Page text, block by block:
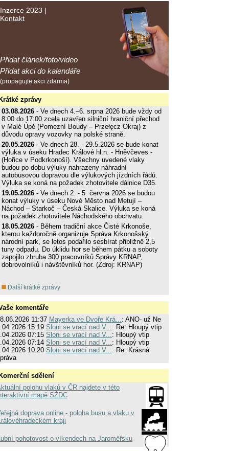
Inzerce 2023 |
Kontakt
Přidat článek/foto/video
Přidat akci do kalendáře
(propagujte akci zdarma)
Krátké zprávy
03.08.2026 - Ve dnech 4.–6. srpna 2026 bude vždy od
8:00 do 17:00 zcela uzavřen silniční hraniční přechod
v Malé Úpě (Pomezní Boudy – Przełęcz Okraj) z
důvodu opravy vozovky na polské straně.
20.05.2026 - Ve dnech 28. - 29.5.2026 se bude konat
výluka v úseku Hradec Králové hl.n. - Hněvčeves -
(Hořice v Podkrkonoší). Všechny uvedené vlaky
budou po dobu výluky nahrazeny náhradní
autobusovou dopravou dle výlukových jízdních řádů.
Výluka se koná na požadek zhotovitele dálnice D35.
19.05.2026 - Ve dnech 2. - 5. června 2026 se budou
konat výluky v úseku Nové Město nad Metují –
Náchod – Starkoč – Česká Skalice. Výluka se koná
na požadek zhotovitele Náchodského obchvatu.
18.05.2026 - Během tradiční akce Čisté Krkonoše,
kterou každoročně organizuje Správa Krkonošský
národní park, se letos podařilo sesbírat přibližně 2,5
tuny odpadu. Do úklidu hor se během pátku a soboty
zapojilo zhruba 300 pracovníků Správy KRNAP,
dobrovolníků i návštěvníků hor. (Zdroj: KRNAP)
Další krátké zprávy
komentáře
11:37 Mayerka ve Dvoře Krá...: ANO- už Ne
15:19 Sloni se vrací nad V...: Re: Hloupý vtip
07:15 Sloni se vrací nad V...: Hloupý vtip
07:14 Sloni se vrací nad V...: Hloupý vtip
10:20 Sloni se vrací nad V...: Re: Krásná
Komerční sdělení
polohu vlaků v ČR najdete v této
mapě SŽDC
doprava online - poloha busu a vlaku v
kraji
pohotovost o víkendech na Jaroměřsku